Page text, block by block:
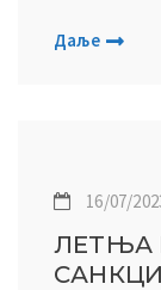
Даље
16/07/
ЛЕТЊА